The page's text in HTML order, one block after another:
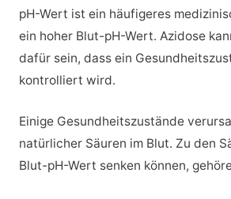
pH-Wert ist ein häufigeres
ein hoher Blut-pH-Wert. Azidose
dafür sein, dass ein
kontrolliert wird.
Einige Gesundheitszustände
natürlicher Säuren im Blut. Zu den
Blut-pH-Wert senken können,